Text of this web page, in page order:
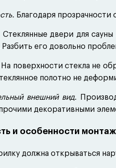
Благодаря прозрачности
Стеклянные двери для сауны
его довольно
На поверхности стекла не
полотно не
внешний вид.
декоративными
и особенности
должна открываться